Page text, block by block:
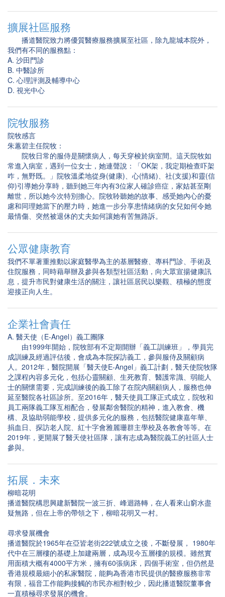
擴展社區服務
播道醫院致力將優質醫療服務擴展至社區，除九龍城本院外，
我們有不同的服務點：
A. 沙田門診
B. 中醫診所
C. 心理評測及輔導中心
D. 視光中心
院牧服務
院牧感言
朱蕙碧主任院牧：
院牧日常的服侍是關懷病人，每天穿梭於病室間。這天院牧如
常進入病室，遇到一位女士，她連聲說：「OK架，我定期檢查吓架
咋，無野既。」院牧溫柔地從身(健康)、心(情緒)、社(支援)和靈(信
仰)引導她分享時，聽到她三年內有3位家人確診癌症，家姑甚至剛
離世，所以她今次特別擔心。院牧聆聽她的故事、感受她內心的憂
慮和同理她當下的壓力時，她進一步分享患情緒病的女兒如何令她
最情傷、突然被退休的丈夫如何讓她有苦無路訴。
公眾健康教育
我們不單著重推動以家庭醫學為主的基層醫療、專科門診、手術及
住院服務，同時藉舉辦及參與各類型社區活動，向大眾宣揚健康訊
息，提升市民對健康生活的關注，讓社區居民以樂觀、積極的態度
迎接正向人生。
企業社會責任
A. 醫天使（E-Angel）義工團隊
由1999年開始，院牧部有不定期開辦「義工訓練班」，學員完
成訓練及經過評估後，會成為本院探訪義工，參與服侍及關顧病
人。2012年，醫院開展「醫天使E-Angel」義工計劃，醫天使院牧隊
之課程內容多元化，包括心靈關顧、生死教育、醫護常識、弱能人
士的關懷需要，完成訓練後的義工除了在院內關顧病人，服務也伸
延至醫院各社區診所。至2016年，醫天使員工隊正式成立，院牧和
員工兩隊義工隊互相配合，發展鄰舍醫院的精神，進入教會、機
構、及協助弱能學校，提供多元化的服務，包括醫院健康嘉年華、
捐血日、探訪老人院、紅十字會雅麗珊群主學校及各教會等等。在
2019年，更開展了醫天使社區隊，讓有志成為醫院義工的社區人士
參與。
拓展．未來
柳暗花明
播道醫院構思興建新醫院一波三折、峰迴路轉，在人看來山窮水盡
疑無路，但在上帝的帶領之下，柳暗花明又一村。
尋求發展機會
播道醫院於1965年在亞皆老街222號成立之後，不斷發展， 1980年
代中在三層樓的基礎上加建兩層，成為現今五層樓的規模。雖然實
用面積大概有4000平方米，擁有60張病床，四個手術室，但仍然是
香港規模最細小的私家醫院，能夠為香港市民提供的醫療服務非常
有限，福音工作能夠接觸的市民亦相對較少，因此播道醫院董事會
一直積極尋求發展的機會。